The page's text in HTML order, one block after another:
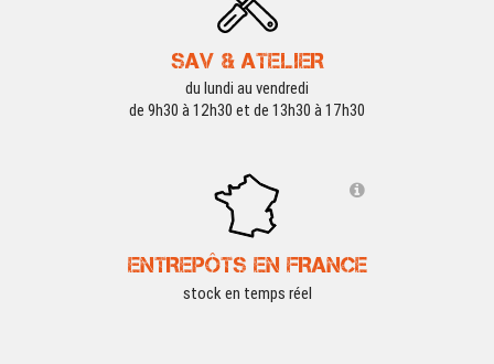
SAV & ATELIER
du lundi au vendredi
de 9h30 à 12h30 et de 13h30 à 17h30
ENTREPÔTS EN FRANCE
stock en temps réel